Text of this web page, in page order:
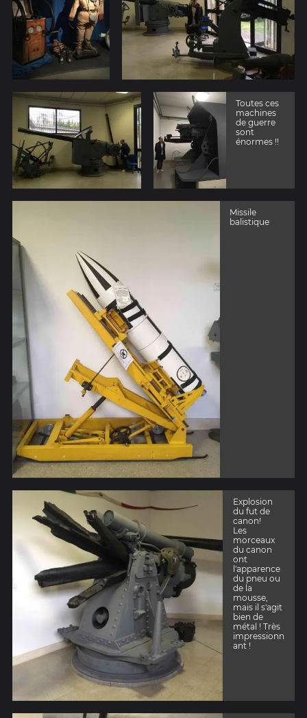
Toutes ces
machines
de guerre
sont
énormes !!
Missile
balistique
Explosion
du fut de
canon!
Les
morceaux
du canon
ont
l'apparence
du pneu ou
de la
mousse,
mais il s'agit
bien de
métal ! Très
impressionn
ant !